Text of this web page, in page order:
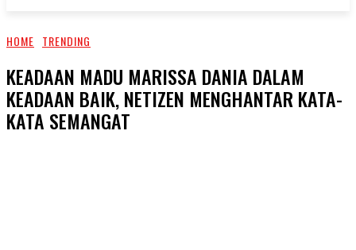
HOME TRENDING
KEADAAN MADU MARISSA DANIA DALAM
KEADAAN BAIK, NETIZEN MENGHANTAR KATA-
KATA SEMANGAT